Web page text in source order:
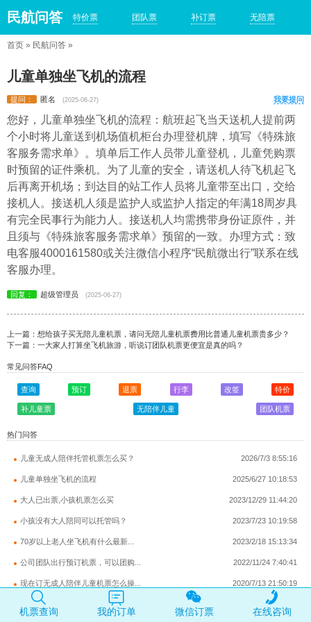
民航问答 特价票 团队票 补订票 无陪票
首页 » 民航问答 »
儿童单独坐飞机的流程
提问： 匿名 (2025-06-27) 我要提问
您好，儿童单独坐飞机的流程：航班起飞当天送机人提前两
个小时将儿童送到机场值机柜台办理登机牌，填写《特殊旅
客服务需求单》。填单后工作人员带儿童登机，儿童凭购票
时预留的证件乘机。为了儿童的安全，请送机人待飞机起飞
后再离开机场；到达目的站工作人员将儿童带至出口，交给
接机人。接送机人须是监护人或监护人指定的年满18周岁具
有完全民事行为能力人。接送机人均需携带身份证原件，并
且须与《特殊旅客服务需求单》预留的一致。办理方式：致
电客服4000161580或关注微信小程序“民航微出行”联系在线
客服办理。
回复： 超级管理员 (2025-06-27)
上一篇： 想给孩子买无陪儿童机票，请问无陪儿童机票费用比普通儿童机票贵多少？
下一篇： 一大家人打算坐飞机旅游，听说订团队机票更便宜是真的吗？
常见问答FAQ
查询 预订 退票 行李 改签 特价
补儿童票 无陪伴儿童 团队机票
热门问答
儿童无成人陪伴托管机票怎么买？ 2026/7/3 8:55:16
儿童单独坐飞机的流程 2025/6/27 10:18:53
大人已出票,小孩机票怎么买 2023/12/29 11:44:20
小孩没有大人陪同可以托管吗？ 2023/7/23 10:19:58
70岁以上老人坐飞机有什么最新... 2023/2/18 15:13:34
公司团队出行预订机票，可以团购... 2022/11/24 7:40:41
现在订无成人陪伴儿童机票怎么操... 2020/7/13 21:50:19
一个成人可以带两个儿童加一个婴... 2020/7/11 23:26:41
机票查询 我的订单 微信订票 在线咨询